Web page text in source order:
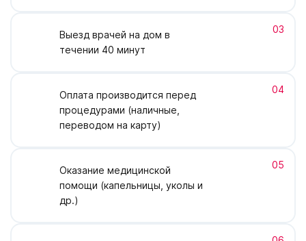
Выезд врачей на дом в
течении 40 минут
03
Оплата производится перед
процедурами (наличные,
переводом на карту)
04
Оказание медицинской
помощи (капельницы, уколы и
др.)
05